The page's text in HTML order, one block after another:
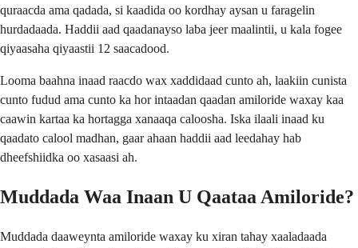
quraacda ama qadada, si kaadida oo kordhay aysan u faragelin
hurdadaada. Haddii aad qaadanayso laba jeer maalintii, u kala fogee
qiyaasaha qiyaastii 12 saacadood.
Looma baahna inaad raacdo wax xaddidaad cunto ah, laakiin cunista
cunto fudud ama cunto ka hor intaadan qaadan amiloride waxay kaa
caawin kartaa ka hortagga xanaaqa caloosha. Iska ilaali inaad ku
qaadato calool madhan, gaar ahaan haddii aad leedahay hab
dheefshiidka oo xasaasi ah.
Muddada Waa Inaan U Qaataa Amiloride?
Muddada daaweynta amiloride waxay ku xiran tahay xaaladaada